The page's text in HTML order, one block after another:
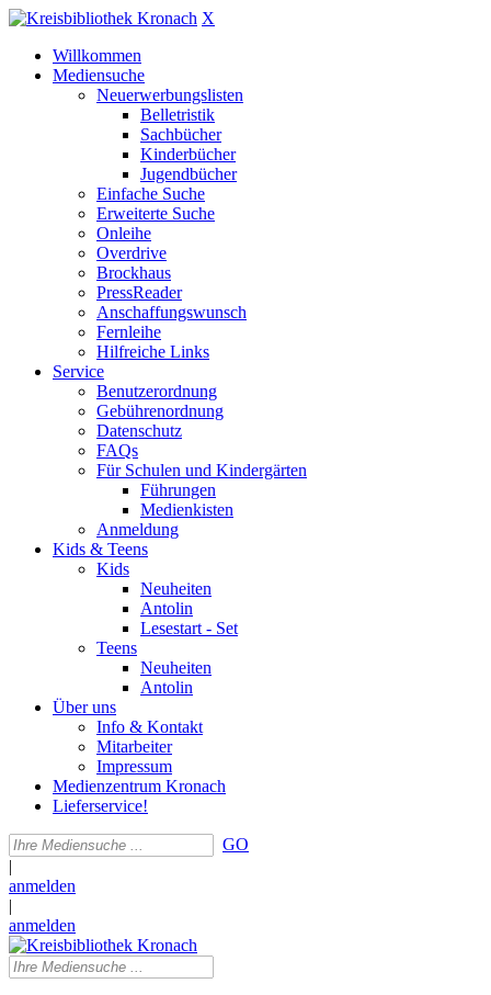
X
Willkommen
Mediensuche
Neuerwerbungslisten
Belletristik
Sachbücher
Kinderbücher
Jugendbücher
Einfache Suche
Erweiterte Suche
Onleihe
Overdrive
Brockhaus
PressReader
Anschaffungswunsch
Fernleihe
Hilfreiche Links
Service
Benutzerordnung
Gebührenordnung
Datenschutz
FAQs
Für Schulen und Kindergärten
Führungen
Medienkisten
Anmeldung
Kids & Teens
Kids
Neuheiten
Antolin
Lesestart - Set
Teens
Neuheiten
Antolin
Über uns
Info & Kontakt
Mitarbeiter
Impressum
Medienzentrum Kronach
Lieferservice!
GO
|
anmelden
|
anmelden